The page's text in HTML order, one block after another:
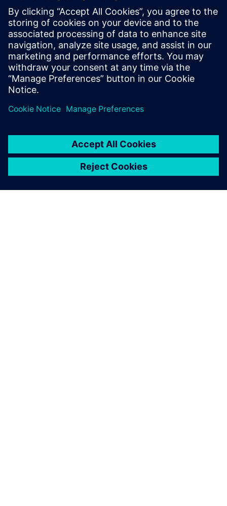
und Best Practices für PLM
Qualitätsmanagementlösungen von Siemens können
Kunden helfen, die Lücke zwischen Rollen und
Arbeitsprodukten zu schließen, um die
Zusammenarbeit zu verbessern.